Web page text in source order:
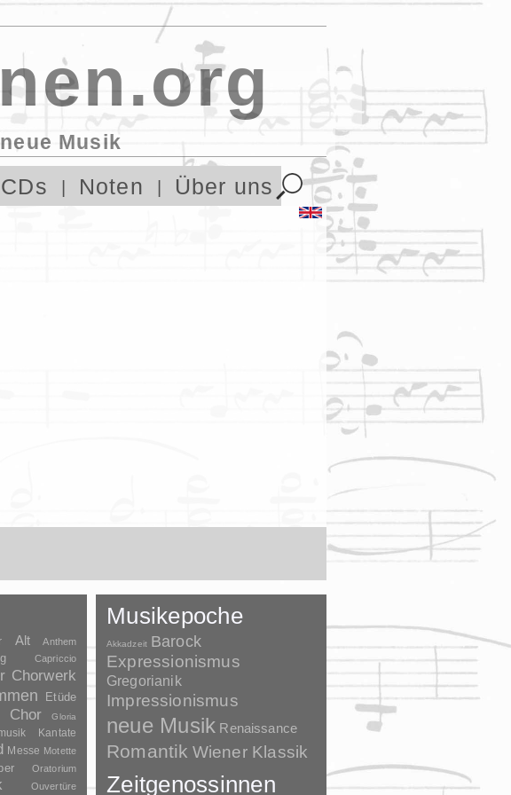
Musik
CDs Noten Über uns
Alt Anthem
Capriccio
Chorwerk
Etüde
Chor Gloria
Kantate
Messe Motette
Oratorium
Ouvertüre
Musikepoche
Akkadzeit Barock
Expressionismus
Gregorianik
Impressionismus
neue Musik Renaissance
Romantik Wiener Klassik
Zeitgenossinnen